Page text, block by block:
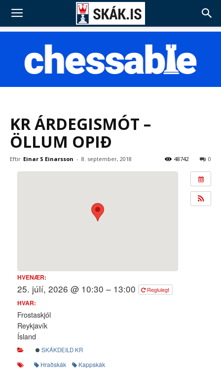
KR ÁRDEGISMÓT –
ÖLLUM OPIÐ
Eftir Einar S Einarsson - 8. september, 2018 0
48742
HVENÆR:
25. júlí, 2026 @ 10:30 – 13:00 Reglulegt
HVAR:
Frostaskjól
Reykjavík
Ísland
SKÁKDEILD KR
Hraðskák Kappskák